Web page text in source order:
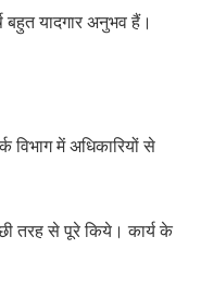
यादगार अनुभव हैं।
विभाग में अधिकारियों से
तरह से पूरे किये। कार्य के